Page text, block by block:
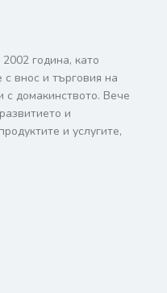
година, като
внос и търговия на
с домакинството. Вече
и
и услугите,